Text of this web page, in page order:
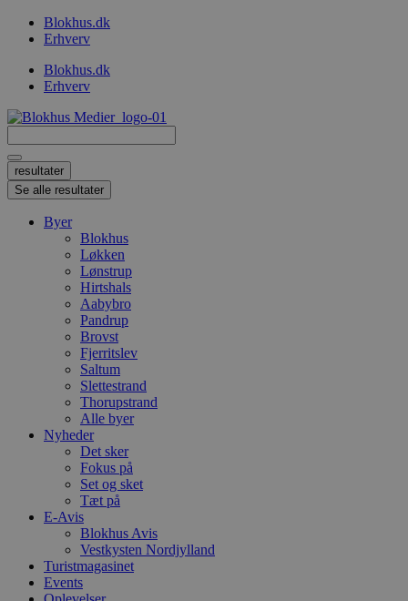
VidereBlokhus.dk
Erhverv
Blokhus.dk
Erhverv
...
resultater
Se alle resultater
Byer
Blokhus
Løkken
Lønstrup
Hirtshals
Aabybro
Pandrup
Brovst
Fjerritslev
Saltum
Slettestrand
Thorupstrand
Alle byer
Nyheder
Det sker
Fokus på
Set og sket
Tæt på
E-Avis
Blokhus Avis
Vestkysten Nordjylland
Turistmagasinet
Events